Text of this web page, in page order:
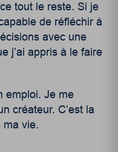
tout le reste. Si je
de réfléchir à
avec une
j’ai appris à le faire
emploi. Je me
créateur. C’est la
ma vie.